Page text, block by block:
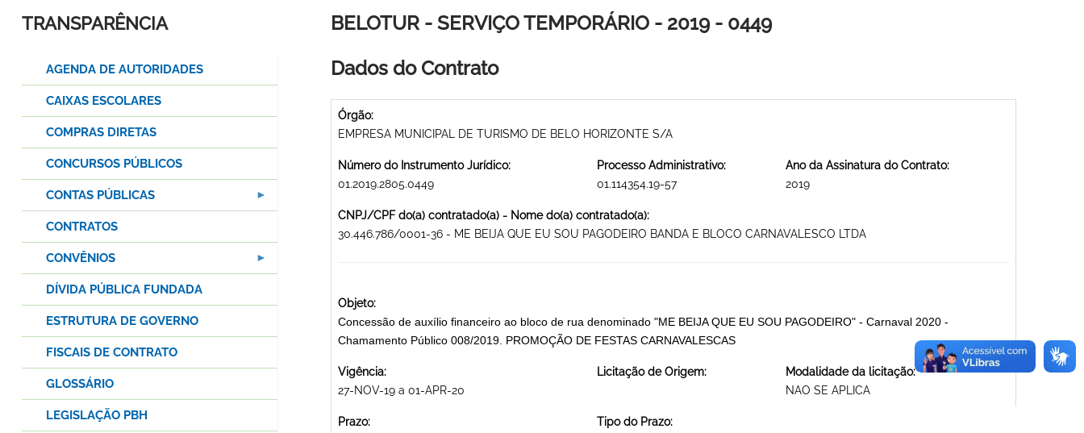
de
BELOTUR - SERVIÇO TEMPORÁRIO - 2019 - 0449
Dados do Contrato
Órgão:
EMPRESA MUNICIPAL DE TURISMO DE BELO HORIZONTE S/A
Número do Instrumento Jurídico:
01.2019.2805.0449
Processo Administrativo:
01.114354.19-57
Ano da Assinatura do Contrato:
2019
CNPJ/CPF do(a) contratado(a) - Nome do(a) contratado(a):
30.446.786/0001-36 - ME BEIJA QUE EU SOU PAGODEIRO BANDA E BLOCO CARNAVALESCO LTDA
Objeto:
Concessão de auxílio financeiro ao bloco de rua denominado "ME BEIJA QUE EU SOU PAGODEIRO" - Carnaval 2020 -
Chamamento Público 008/2019. PROMOÇÃO DE FESTAS CARNAVALESCAS
Vigência:
27-NOV-19 a 01-APR-20
Licitação de Origem:
Modalidade da licitação:
NAO SE APLICA
Prazo:
Tipo do Prazo:
TRANSPARÊNCIA
AGENDA DE AUTORIDADES
CAIXAS ESCOLARES
COMPRAS DIRETAS
CONCURSOS PÚBLICOS
CONTAS PÚBLICAS
CONTRATOS
CONVÊNIOS
DÍVIDA PÚBLICA FUNDADA
ESTRUTURA DE GOVERNO
FISCAIS DE CONTRATO
GLOSSÁRIO
LEGISLAÇÃO PBH